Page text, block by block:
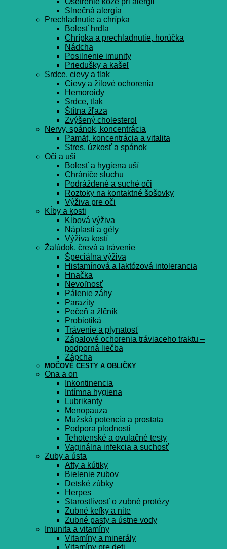
Slnečná alergia
Prechladnutie a chrípka
Bolesť hrdla
Chrípka a prechladnutie, horúčka
Nádcha
Posilnenie imunity
Priedušky a kašeľ
Srdce, cievy a tlak
Cievy a žilové ochorenia
Hemoroidy
Srdce, tlak
Štítna žľaza
Zvýšený cholesterol
Nervy, spánok, koncentrácia
Pamät, koncentrácia a vitalita
Stres, úzkosť a spánok
Oči a uši
Bolesť a hygiena uší
Chrániče sluchu
Podráždené a suché oči
Roztoky na kontaktné šošovky
Výživa pre oči
Kĺby a kosti
Kĺbová výživa
Náplasti a gély
Výživa kostí
Žalúdok, črevá a trávenie
Špeciálna výživa
Histamínová a laktózová intolerancia
Hnačka
Nevoľnosť
Pálenie záhy
Parazity
Pečeň a žlčník
Probiotiká
Trávenie a plynatosť
Zápalové ochorenia tráviaceho traktu –
podporná liečba
Zápcha
MOČOVÉ CESTY A OBLIČKY
Ona a on
Inkontinencia
Intímna hygiena
Lubrikanty
Menopauza
Mužská potencia a prostata
Podpora plodnosti
Tehotenské a ovulačné testy
Vaginálna infekcia a suchosť
Zuby a ústa
Afty a kútiky
Bielenie zubov
Detské zúbky
Herpes
Starostlivosť o zubné protézy
Zubné kefky a nite
Zubné pasty a ústne vody
Imunita a vitamíny
Vitamíny a minerály
Vitamíny pre deti